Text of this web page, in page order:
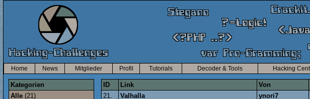
Home News Mitglieder Profil Tutorials Decoder & Tools Hacking
Kategorien
Alle (21)
ID Link Von
21.
Valhalla ynori7